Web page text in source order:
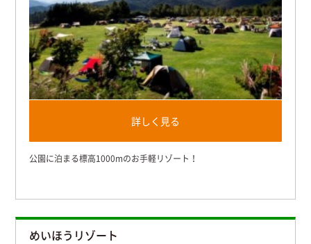
詳しく見る
公園に泊まる標高1000mのお手軽リゾート！
めいほうリゾート